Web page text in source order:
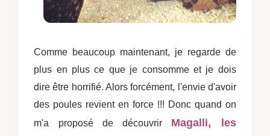
Comme beaucoup maintenant, je regarde de
plus en plus ce que je consomme et je dois
dire être horrifié. Alors forcément, l'envie d'avoir
des poules revient en force !!! Donc quand on
m'a proposé de découvrir Magalli, les